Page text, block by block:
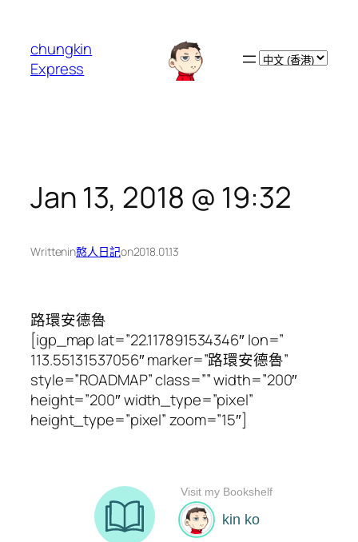
chungkin
Express
Choose
Jan 13, 2018 @ 19:32
Writtenin憨人日記on2018.01.13
路環安德魯
[igp_map lat=”22.117891534346″ lon=”
113.55131537056″ marker=”路環安德魯”
style=”ROADMAP” class=”” width=”200″
height=”200″ width_type=”pixel”
height_type=”pixel” zoom=”15″]